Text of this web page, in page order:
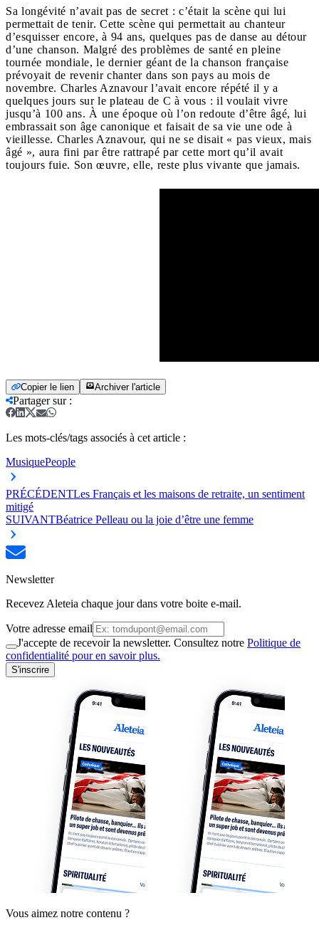
Sa longévité n’avait pas de secret : c’était la scène qui lui
permettait de tenir. Cette scène qui permettait au chanteur
d’esquisser encore, à 94 ans, quelques pas de danse au détour
d’une chanson. Malgré des problèmes de santé en pleine
tournée mondiale, le dernier géant de la chanson française
prévoyait de revenir chanter dans son pays au mois de
novembre. Charles Aznavour l’avait encore répété il y a
quelques jours sur le plateau de C à vous : il voulait vivre
jusqu’à 100 ans. À une époque où l’on redoute d’être âgé, lui
embrassait son âge canonique et faisait de sa vie une ode à
vieillesse. Charles Aznavour, qui ne se disait « pas vieux, mais
âgé », aura fini par être rattrapé par cette mort qu’il avait
toujours fuie. Son œuvre, elle, reste plus vivante que jamais.
Copier le lien Archiver l'article
Partager sur:
Les mots-clés/tags associés à cet article :
MusiquePeople
PRÉCÉDENTLes Français et les maisons de retraite, un sentiment
mitigé
SUIVANTBéatrice Pelleau ou la joie d’être une femme
Newsletter
Recevez Aleteia chaque jour dans votre boite e-mail.
Votre adresse email
J'accepte de recevoir la newsletter. Consultez notre Politique de
confidentialité pour en savoir plus.
S'inscrire
Vous aimez notre contenu ?